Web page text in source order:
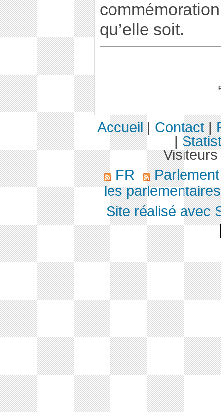
qu’elle soit.
Accueil|Contact|
|
FR
les
Site réalisé avec